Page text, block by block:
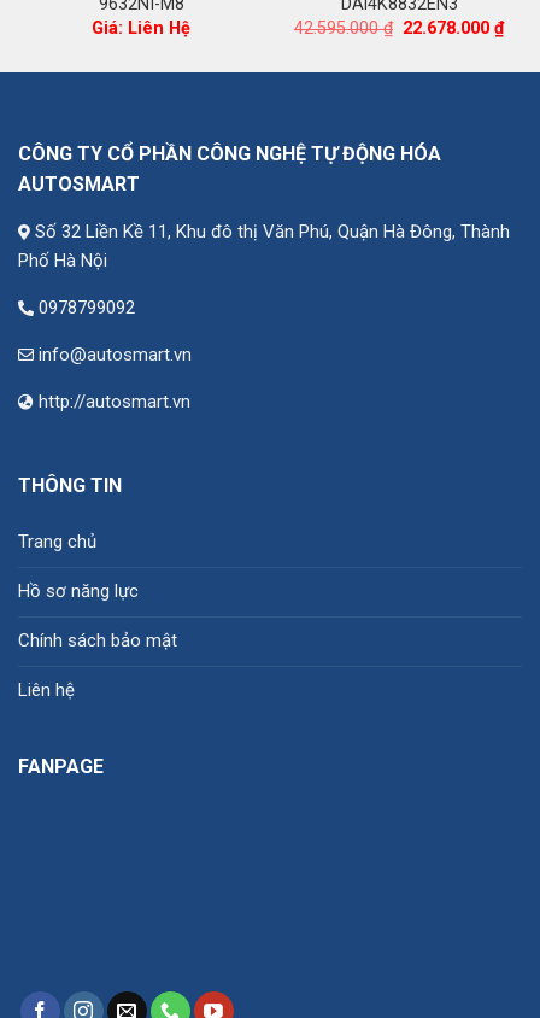
9632NI-M8
Giá: Liên Hệ
DAi4K8832EN3
42.595.000₫ Giá
42.595.000 ₫.
22.678.000₫Giá
hiện
là:
CÔNG TY CỔ PHẦN CÔNG NGHỆ TỰ ĐỘNG HÓA
AUTOSMART
Số 32 Liền Kề 11, Khu đô thị Văn Phú, Quận Hà Đông, Thành
Phố Hà Nội
0978799092
info@autosmart.vn
http://autosmart.vn
THÔNG TIN
Trang chủ
Hồ sơ năng lực
Chính sách bảo mật
Liên hệ
FANPAGE